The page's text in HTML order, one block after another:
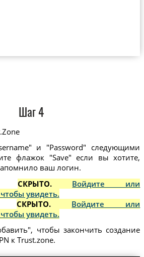
Шаг 4
и "Password" следующими
флажок "Save" если вы хотите,
ваш логин.
СКРЫТО. Войдите или
увидеть.
СКРЫТО. Войдите или
увидеть.
чтобы закончить создание
к Trust.zone.